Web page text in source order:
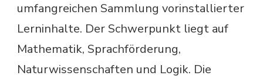
umfangreichen Sammlung vorinstallierter
Lerninhalte. Der Schwerpunkt liegt auf
Mathematik, Sprachförderung,
Naturwissenschaften und Logik. Die